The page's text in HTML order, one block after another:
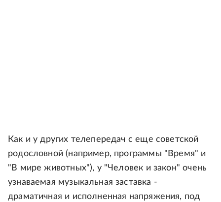
Как и у других телепередач с еще советской
родословной (например, программы "Время" и
"В мире животных"), у "Человек и закон" очень
узнаваемая музыкальная заставка -
драматичная и исполненная напряжения, под